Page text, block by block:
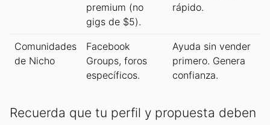
premium (no
gigs de $5).
rápido.
Comunidades
de Nicho
Facebook
Groups, foros
específicos.
Ayuda sin vender
primero. Genera
confianza.
Recuerda que tu perfil y propuesta deben